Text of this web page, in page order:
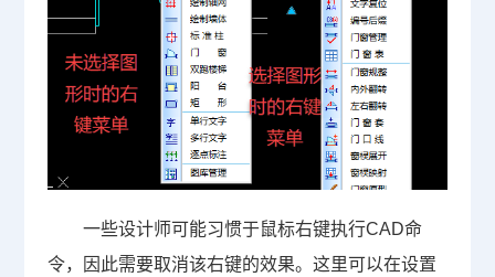
一些设计师可能习惯于鼠标右键执行CAD命
令，因此需要取消该右键的效果。这里可以在设置